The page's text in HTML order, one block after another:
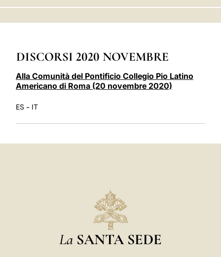
DISCORSI 2020 NOVEMBRE
Alla Comunità del Pontificio Collegio Pio Latino
Americano di Roma (20 novembre 2020)
ES - IT
La SANTA SEDE